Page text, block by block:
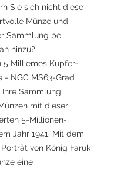
Sie sich nicht diese
Münze und
Sammlung bei
hinzu?
5 Milliemes Kupfer-
- NGC MS63-Grad
Ihre Sammlung
mit dieser
5-Millionen-
Jahr 1941. Mit dem
von König Faruk
eine